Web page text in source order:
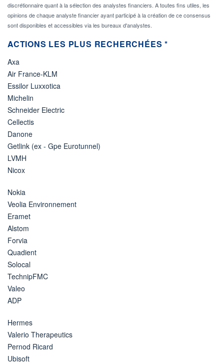
discrétionnaire quant à la sélection des analystes financiers. A toutes fins utiles, les
opinions de chaque analyste financier ayant participé à la création de ce consensus
sont disponibles et accessibles via les bureaux d'analystes.
ACTIONS LES PLUS RECHERCHÉES *
Axa
Air France-KLM
Essilor Luxxotica
Michelin
Schneider Electric
Cellectis
Danone
Getlink (ex - Gpe Eurotunnel)
LVMH
Nicox
Nokia
Veolia Environnement
Eramet
Alstom
Forvia
Quadient
Solocal
TechnipFMC
Valeo
ADP
Hermes
Valerio Therapeutics
Pernod Ricard
Ubisoft